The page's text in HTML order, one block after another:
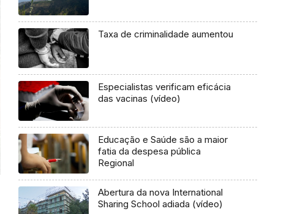
Taxa de criminalidade aumentou
Especialistas verificam eficácia
das vacinas (vídeo)
Educação e Saúde são a maior
fatia da despesa pública
Regional
Abertura da nova International
Sharing School adiada (vídeo)